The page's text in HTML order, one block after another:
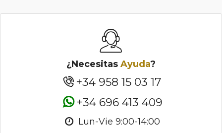
¿Necesitas Ayuda?
+34 958 15 03 17
+34 696 413 409
Lun-Vie 9:00-14:00